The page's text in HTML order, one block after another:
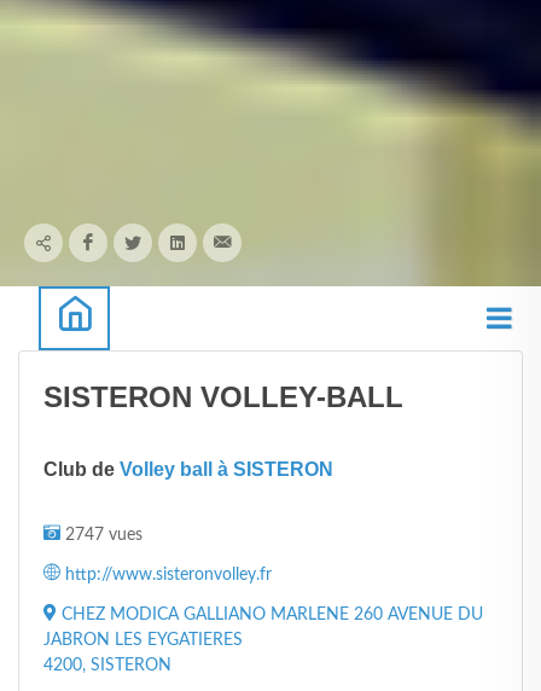
SISTERON VOLLEY-BALL
Club de Volley ball à SISTERON
2747 vues
http://www.sisteronvolley.fr
CHEZ MODICA GALLIANO MARLENE 260 AVENUE DU
JABRON LES EYGATIERES
4200, SISTERON